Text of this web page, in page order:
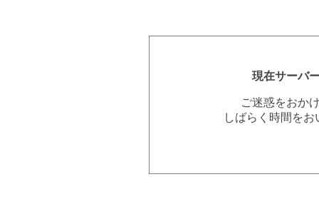
現在サーバ
ご迷惑をおか
しばらく時間を